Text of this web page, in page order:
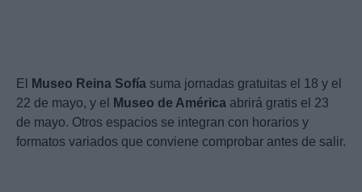
El Museo Reina Sofía suma jornadas gratuitas el 18 y el
22 de mayo, y el
Museo de América abrirá gratis el 23
de mayo. Otros espacios se integran con horarios y
formatos variados que conviene comprobar antes de salir.